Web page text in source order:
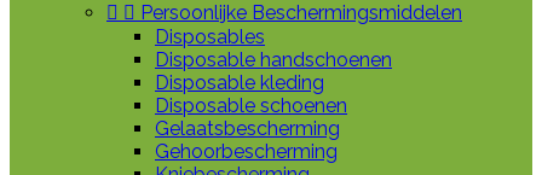
  Persoonlijke Beschermingsmiddelen
Disposables
Disposable handschoenen
Disposable kleding
Disposable schoenen
Gelaatsbescherming
Gehoorbescherming